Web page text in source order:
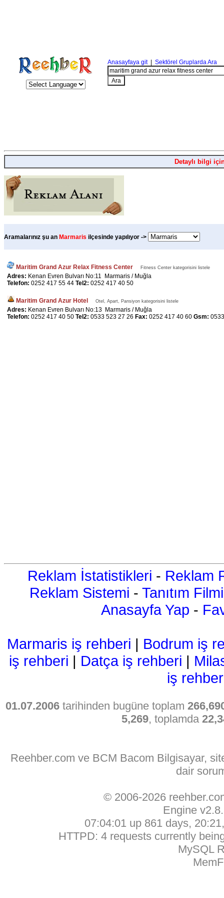
Anasayfaya git| Sektörel Gruplarda Ara
Detaylı bilgi
Aramalarınız şu an Marmaris ilçesinde yapılıyor ->
Maritim Grand Azur Relax Fitness Center Fitness Center kategorisini listele
Adres: Kenan Evren Bulvarı No:11 Marmaris / Muğla
Telefon: 0252 417 55 44 Tel2: 0252 417 40 50
Maritim Grand Azur Hotel Otel, Apart, Pansiyon kategorisini listele
Adres: Kenan Evren Bulvarı No:13 Marmaris / Muğla
Telefon: 0252 417 40 50 Tel2: 0533 523 27 26 Fax: 0252 417 40 60 Gsm:
Reklam İstatistikleri - Reklam
Reklam Sistemi - Tanıtım Filmi
Anasayfa Yap -
Marmaris iş rehberi | Bodrum iş
iş rehberi | Datça iş rehberi |
iş
01.07.2006 tarihinden bugüne toplam
5,269, toplamda
Reehber.com ve BCM Bacom Bilgisayar,
dair
© 2006-2026
Engine
07:04:01 up 861 days,
HTTPD: 4 requests currently
MySQL